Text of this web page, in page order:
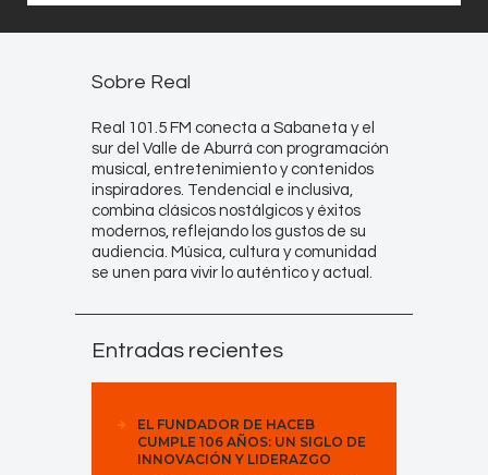
Sobre Real
Real 101.5 FM conecta a Sabaneta y el
sur del Valle de Aburrá con programación
musical, entretenimiento y contenidos
inspiradores. Tendencial e inclusiva,
combina clásicos nostálgicos y éxitos
modernos, reflejando los gustos de su
audiencia. Música, cultura y comunidad
se unen para vivir lo auténtico y actual.
Entradas recientes
EL FUNDADOR DE HACEB
CUMPLE 106 AÑOS: UN SIGLO DE
INNOVACIÓN Y LIDERAZGO